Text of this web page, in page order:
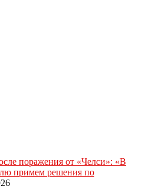
поражения от «Челси»: «В
примем решения по